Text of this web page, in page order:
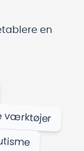
en
værktøjer